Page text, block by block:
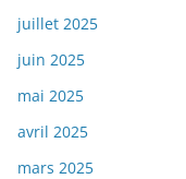
juillet 2025
juin 2025
mai 2025
avril 2025
mars 2025